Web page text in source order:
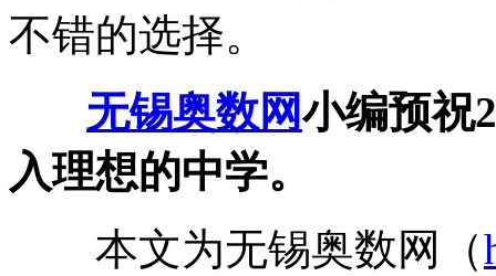
不错的选择。
无锡奥数网小编预祝
入理想的中学。
本文为无锡奥数网（